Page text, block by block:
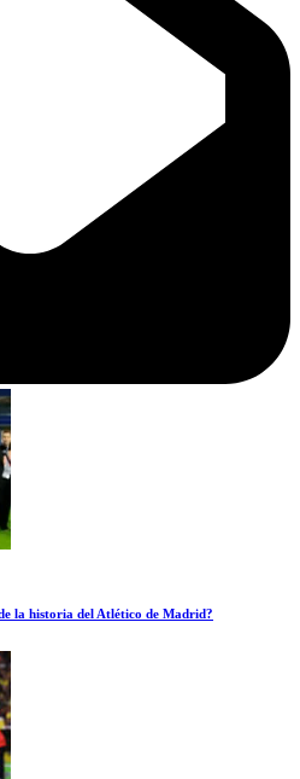
la historia del Atlético de Madrid?